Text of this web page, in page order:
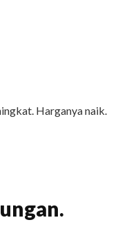
Harganya naik.